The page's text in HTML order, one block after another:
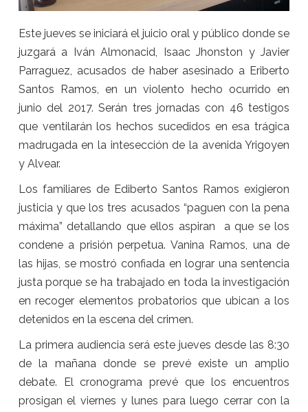
Este jueves se iniciará el juicio oral y público donde se
juzgará a Iván Almonacid, Isaac Jhonston y Javier
Parraguez, acusados de haber asesinado a Eriberto
Santos Ramos, en un violento hecho ocurrido en
junio del 2017. Serán tres jornadas con 46 testigos
que ventilarán los hechos sucedidos en esa trágica
madrugada en la intesección de la avenida Yrigoyen
y Alvear.
Los familiares de Ediberto Santos Ramos exigieron
justicia y que los tres acusados “paguen con la pena
máxima” detallando que ellos aspiran a que se los
condene a prisión perpetua. Vanina Ramos, una de
las hijas, se mostró confiada en lograr una sentencia
justa porque se ha trabajado en toda la investigación
en recoger elementos probatorios que ubican a los
detenidos en la escena del crimen.
La primera audiencia será este jueves desde las 8:30
de la mañana donde se prevé existe un amplio
debate. El cronograma prevé que los encuentros
prosigan el viernes y lunes para luego cerrar con la